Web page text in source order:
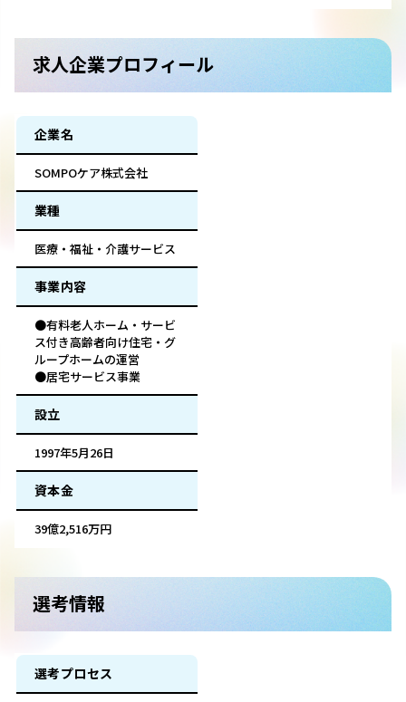
求人企業プロフィール
企業名
SOMPOケア株式会社
業種
医療・福祉・介護サービス
事業内容
●有料老人ホーム・サービ
ス付き高齢者向け住宅・グ
ループホームの運営
●居宅サービス事業
設立
1997年5月26日
資本金
39億2,516万円
選考情報
選考プロセス